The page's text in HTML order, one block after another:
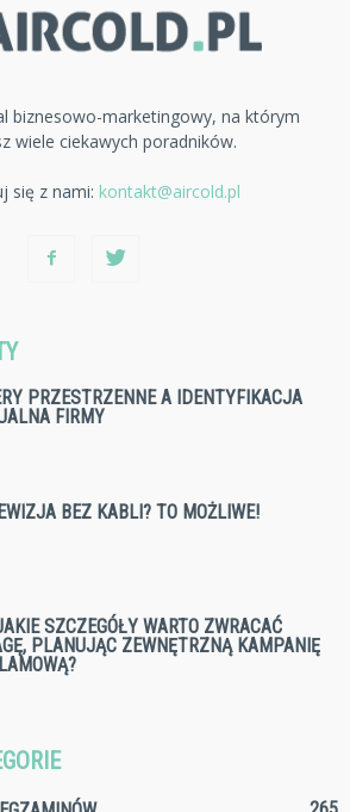
biznesowo-marketingowy, na którym
wiele ciekawych poradników.
się z nami: kontakt@aircold.pl
PRZESTRZENNE A IDENTYFIKACJA
FIRMY
BEZ KABLI? TO MOŻLIWE!
SZCZEGÓŁY WARTO ZWRACAĆ
PLANUJĄC ZEWNĘTRZNĄ KAMPANIĘ